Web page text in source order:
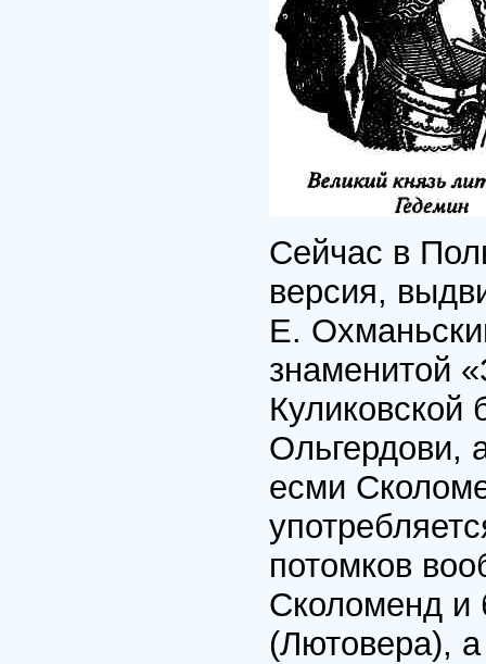
Сейчас в
версия,
Е.
знаменитой
Ольгердови,
есми
потомков
Сколоменд и
(Лютовера),